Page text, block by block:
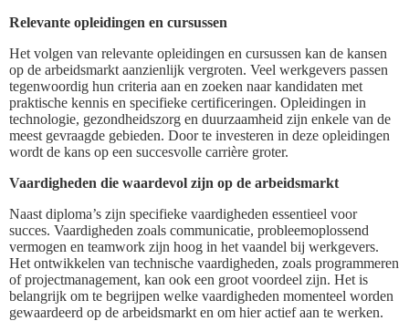
Relevante opleidingen en cursussen
Het volgen van relevante opleidingen en cursussen kan de kansen
op de arbeidsmarkt aanzienlijk vergroten. Veel werkgevers passen
tegenwoordig hun criteria aan en zoeken naar kandidaten met
praktische kennis en specifieke certificeringen. Opleidingen in
technologie, gezondheidszorg en duurzaamheid zijn enkele van de
meest gevraagde gebieden. Door te investeren in deze opleidingen
wordt de kans op een succesvolle carrière groter.
Vaardigheden die waardevol zijn op de arbeidsmarkt
Naast diploma’s zijn specifieke vaardigheden essentieel voor
succes. Vaardigheden zoals communicatie, probleemoplossend
vermogen en teamwork zijn hoog in het vaandel bij werkgevers.
Het ontwikkelen van technische vaardigheden, zoals programmeren
of projectmanagement, kan ook een groot voordeel zijn. Het is
belangrijk om te begrijpen welke vaardigheden momenteel worden
gewaardeerd op de arbeidsmarkt en om hier actief aan te werken.